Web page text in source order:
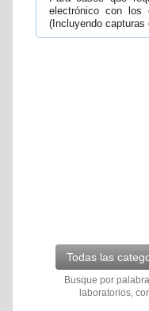
electrónico con los
(Incluyendo capturas
Todas las
Busque por
laboratorios,